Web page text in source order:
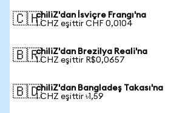
🇨🇭chiliZ'dan İsviçre Frangı'na
1 CHZ eşittir CHF 0,0104
🇧🇷chiliZ'dan Brezilya Reali'na
1 CHZ eşittir R$0,0657
🇧🇩chiliZ'dan Bangladeş Takası'na
1 CHZ eşittir ৳1,59